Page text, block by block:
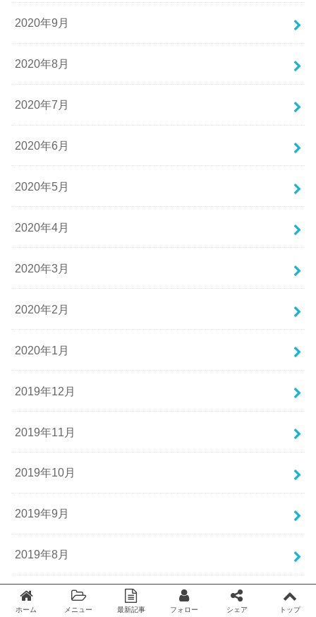
2020年9月
2020年8月
2020年7月
2020年6月
2020年5月
2020年4月
2020年3月
2020年2月
2020年1月
2019年12月
2019年11月
2019年10月
2019年9月
2019年8月
2019年7月
ホーム メニュー 最新記事 フォロー シェア トップ
Twitter facebook